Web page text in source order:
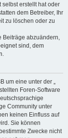
erstellt hat oder
dem Betreiber, Ihr
zu löschen oder zu
abzuändern,
sind, dem
um eine unter der „
Foren-Software
Community unter
keinen Einfluss auf
Sie können
Zwecke nicht